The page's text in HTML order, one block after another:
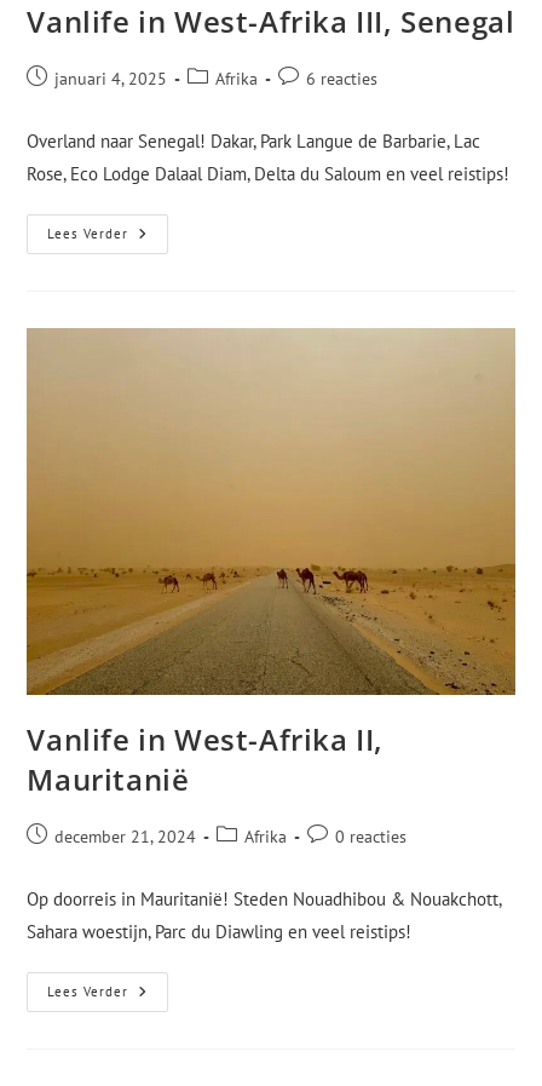
Vanlife in West-Afrika III, Senegal
januari 4, 2025 Afrika 6 reacties
Overland naar Senegal! Dakar, Park Langue de Barbarie, Lac
Rose, Eco Lodge Dalaal Diam, Delta du Saloum en veel reistips!
Lees Verder
Vanlife in West-Afrika II,
Mauritanië
december 21, 2024 Afrika 0 reacties
Op doorreis in Mauritanië! Steden Nouadhibou & Nouakchott,
Sahara woestijn, Parc du Diawling en veel reistips!
Lees Verder